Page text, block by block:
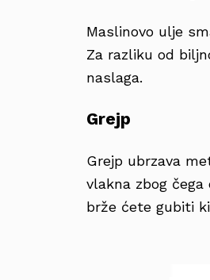
Maslinovo ulje
Za razliku od
naslaga.
Grejp
Grejp ubrzava
vlakna zbog
brže ćete gubiti